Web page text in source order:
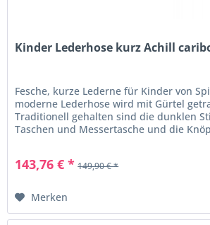
Kinder Lederhose kurz Achill
Fesche, kurze Lederne für Kinder von
moderne Lederhose wird mit Gürtel
Traditionell gehalten sind die dunklen
Taschen und Messertasche und die
143,76 € * 149,90 € *
Merken